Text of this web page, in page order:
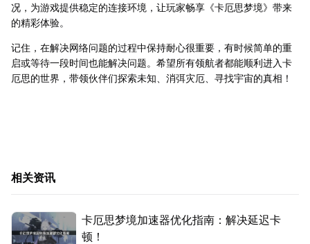
况，为游戏提供稳定的连接环境，让玩家畅享《卡厄思梦境》带来
的精彩体验。
记住，在解决网络问题的过程中保持耐心很重要，有时候简单的重
启或等待一段时间也能解决问题。希望所有领航者都能顺利进入卡
厄思的世界，带领伙伴们探索未知、消弭灾厄、寻找宇宙的真相！
相关资讯
卡厄思梦境加速器优化指南：解决延迟卡
顿！